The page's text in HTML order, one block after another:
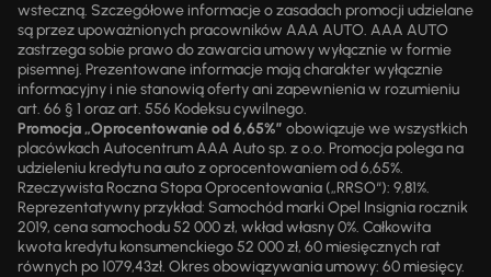
wsteczną. Szczegółowe informacje o zasadach promocji udzielane
są przez upoważnionych pracowników AAA AUTO. AAA AUTO
zastrzega sobie prawo do zawarcia umowy wyłącznie w formie
pisemnej. Prezentowane informacje mają charakter wyłącznie
informacyjny i nie stanowią oferty ani zapewnienia w rozumieniu
art. 66 § 1 oraz art. 556 Kodeksu cywilnego.
Promocja „Oprocentowanie od 6,65%” obowiązuje we wszystkich
placówkach Autocentrum AAA Auto sp. z o.o. Promocja polega na
udzieleniu kredytu na auto z oprocentowaniem od 6,65%.
Rzeczywista Roczna Stopa Oprocentowania („RRSO“): 9,81%.
Reprezentatywny przykład: Samochód marki Opel Insignia rocznik
2019, cena samochodu 52 000 zł, wkład własny 0%. Całkowita
kwota kredytu konsumenckiego 52 000 zł, 60 miesięcznych rat
równych po 1079,43zł. Okres obowiązywania umowy: 60 miesięcy.